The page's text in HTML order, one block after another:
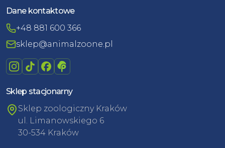
Dane kontaktowe
+48 881 600 366
sklep@animalzoone.pl
Sklep stacjonarny
Sklep zoologiczny Kraków
ul. Limanowskiego 6
30-534 Kraków